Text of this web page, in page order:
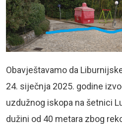
Obavještavamo da
24. siječnja 2025. godine
uzdužnog iskopa na šetnici
dužini od 40 metara zbog